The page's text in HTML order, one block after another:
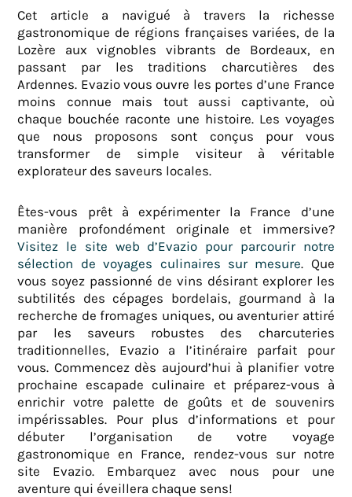
Cet article a navigué à travers la richesse
gastronomique de régions françaises variées, de la
Lozère aux vignobles vibrants de Bordeaux, en
passant par les traditions charcutières des
Ardennes. Evazio vous ouvre les portes d’une France
moins connue mais tout aussi captivante, où
chaque bouchée raconte une histoire. Les voyages
que nous proposons sont conçus pour vous
transformer de simple visiteur à véritable
explorateur des saveurs locales.
Êtes-vous prêt à expérimenter la France d’une
manière profondément originale et immersive?
Visitez le site web d’Evazio pour parcourir notre
sélection de voyages culinaires sur mesure. Que
vous soyez passionné de vins désirant explorer les
subtilités des cépages bordelais, gourmand à la
recherche de fromages uniques, ou aventurier attiré
par les saveurs robustes des charcuteries
traditionnelles, Evazio a l’itinéraire parfait pour
vous. Commencez dès aujourd’hui à planifier votre
prochaine escapade culinaire et préparez-vous à
enrichir votre palette de goûts et de souvenirs
impérissables. Pour plus d’informations et pour
débuter l’organisation de votre voyage
gastronomique en France, rendez-vous sur notre
site Evazio. Embarquez avec nous pour une
aventure qui éveillera chaque sens!